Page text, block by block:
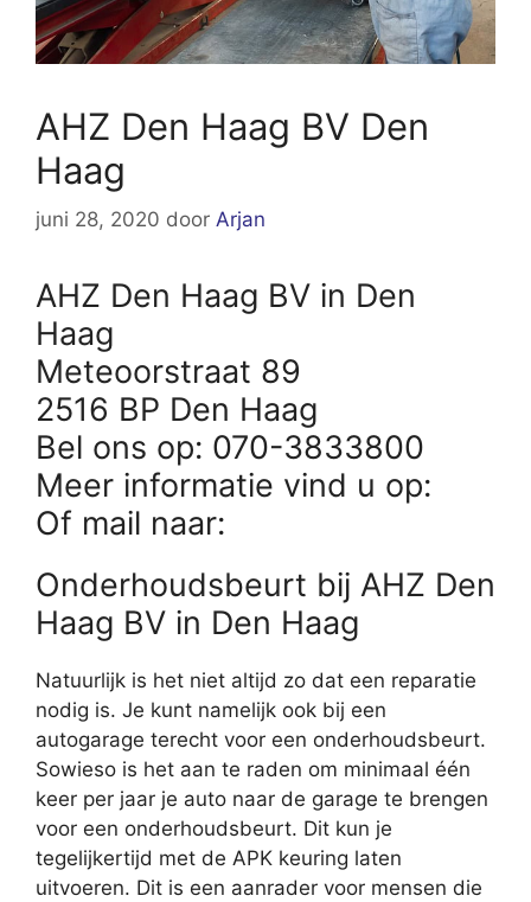
AHZ Den Haag BV Den
Haag
juni 28, 2020 door Arjan
AHZ Den Haag BV in Den
Haag
Meteoorstraat 89
2516 BP Den Haag
Bel ons op: 070-3833800
Meer informatie vind u op:
Of mail naar:
Onderhoudsbeurt bij AHZ Den
Haag BV in Den Haag
Natuurlijk is het niet altijd zo dat een reparatie
nodig is. Je kunt namelijk ook bij een
autogarage terecht voor een onderhoudsbeurt.
Sowieso is het aan te raden om minimaal één
keer per jaar je auto naar de garage te brengen
voor een onderhoudsbeurt. Dit kun je
tegelijkertijd met de APK keuring laten
uitvoeren. Dit is een aanrader voor mensen die